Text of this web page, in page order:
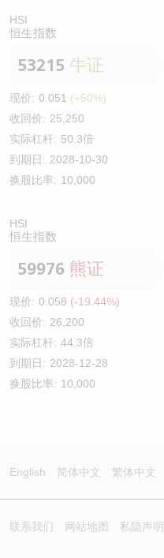
HSI
恒生指数
53215 牛证
现价: 0.051 (+50%)
收回价: 25,250
实际杠杆: 50.3倍
到期日: 2028-10-30
换股比率: 10,000
HSI
恒生指数
59976 熊证
现价: 0.058 (-19.44%)
收回价: 26,200
实际杠杆: 44.3倍
到期日: 2028-12-28
换股比率: 10,000
English 简体中文 繁体中文
联系我们 网站地图 私隐声明